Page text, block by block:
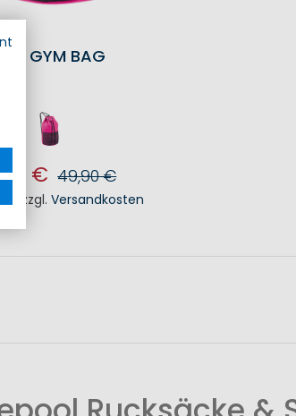
NEO GYM BAG
€ 49,90 €
zzgl.Versandkosten
WARENKORB